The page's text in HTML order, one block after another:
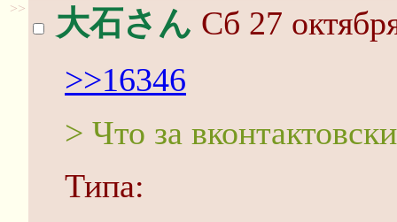
>> 大石さん Сб 27
>>16346
> Что за
Типа: